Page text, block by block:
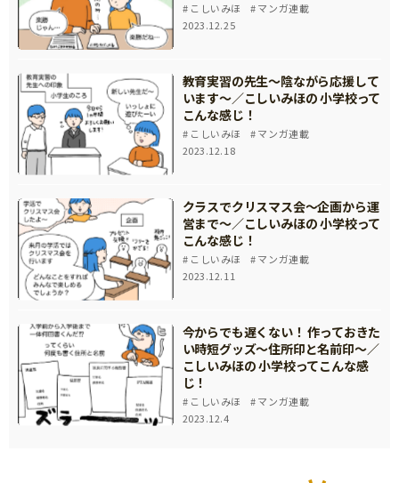
こしいみほ
マンガ連載
2023.12.25
教育実習の先生～陰ながら応援して
います～／こしいみほの 小学校って
こんな感じ！
こしいみほ
マンガ連載
2023.12.18
クラスでクリスマス会～企画から運
営まで～／こしいみほの 小学校って
こんな感じ！
こしいみほ
マンガ連載
2023.12.11
今からでも遅くない！ 作っておきた
い時短グッズ～住所印と名前印～／
こしいみほの 小学校ってこんな感
じ！
こしいみほ
マンガ連載
2023.12.4